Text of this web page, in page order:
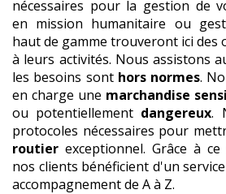
nécessaires pour la gestion de
en mission humanitaire ou
haut de gamme trouveront ici
à leurs activités. Nous assistons
les besoins sont hors normes.
en charge une marchandise
ou potentiellement dangereux.
protocoles nécessaires pour
routier exceptionnel. Grâce à
nos clients bénéficient d'un
accompagnement de A à Z.